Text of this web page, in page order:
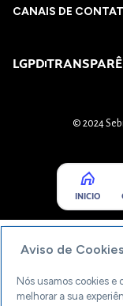
CANAIS DE
LGPD
© 2024
INICIO
Aviso de Cookies
Nós usamos cookies
melhorar a sua